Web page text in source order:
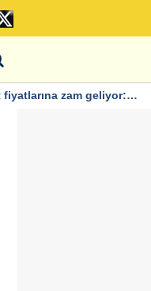
fiyatlarına zam geliyor: